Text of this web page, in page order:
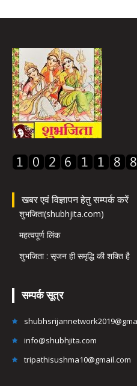
खबर एवं विज्ञापन हेतु सम्पर्क करें
शुभजिता(shubhjita.com)
महत्वपूर्ण लिंक
शुभजिता : सृजन ही समृद्धि की शक्ति है
सम्पर्क सूत्र
info@shubhjita.com
tripathisushma10@gmail.com